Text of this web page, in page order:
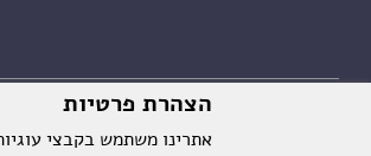
הצהרת פרטיות
אתרינו משתמש בקבצי